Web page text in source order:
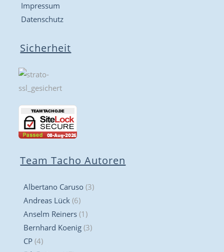
Impressum
Datenschutz
Sicherheit
Team Tacho Autoren
Albertano Caruso (3)
Andreas Lück (6)
Anselm Reiners (1)
Bernhard Koenig (3)
CP (4)